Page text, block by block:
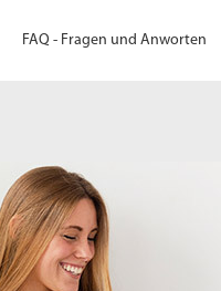
FAQ - Fragen und Anworten